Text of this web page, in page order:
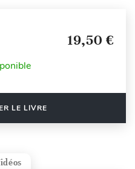
19,50 €
LE LIVRE